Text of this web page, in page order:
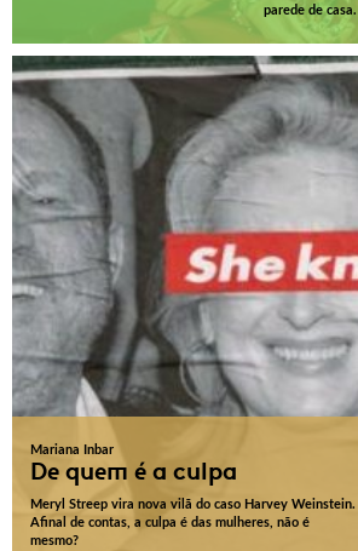
parede de casa.
Mariana Inbar
De quem é a culpa
Meryl Streep vira nova vilã do caso Harvey Weinstein.
Afinal de contas, a culpa é das mulheres, não é
mesmo?